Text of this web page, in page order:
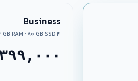
Business
۴ Core · ۴ GB RAM · ۸۰ GB SSD · ترافیک نامحدود
۳۹۹,۰۰۰